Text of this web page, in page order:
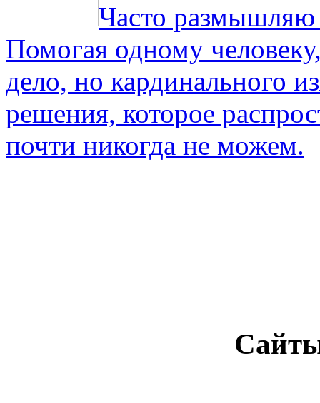
Часто размышляю
Помогая одному
дело, но кардинального
решения, которое
почти никогда не можем.